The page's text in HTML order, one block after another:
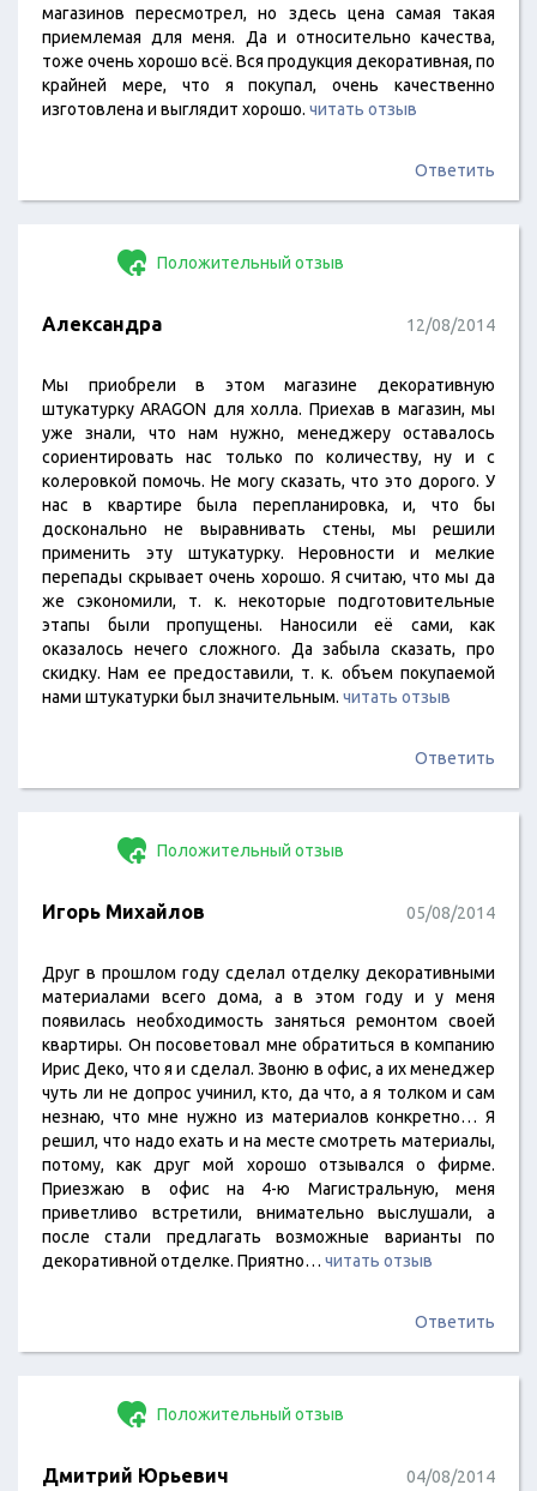
магазинов пересмотрел, но здесь цена самая такая
приемлемая для меня. Да и относительно качества,
тоже очень хорошо всё. Вся продукция декоративная, по
крайней мере, что я покупал, очень качественно
изготовлена и выглядит хорошо. читать отзыв
Ответить
Положительный отзыв
Александра 12/08/2014
Мы приобрели в этом магазине декоративную
штукатурку ARAGON для холла. Приехав в магазин, мы
уже знали, что нам нужно, менеджеру оставалось
сориентировать нас только по количеству, ну и с
колеровкой помочь. Не могу сказать, что это дорого. У
нас в квартире была перепланировка, и, что бы
досконально не выравнивать стены, мы решили
применить эту штукатурку. Неровности и мелкие
перепады скрывает очень хорошо. Я считаю, что мы да
же сэкономили, т. к. некоторые подготовительные
этапы были пропущены. Наносили её сами, как
оказалось нечего сложного. Да забыла сказать, про
скидку. Нам ее предоставили, т. к. объем покупаемой
нами штукатурки был значительным. читать отзыв
Ответить
Положительный отзыв
Игорь Михайлов 05/08/2014
Друг в прошлом году сделал отделку декоративными
материалами всего дома, а в этом году и у меня
появилась необходимость заняться ремонтом своей
квартиры. Он посоветовал мне обратиться в компанию
Ирис Деко, что я и сделал. Звоню в офис, а их менеджер
чуть ли не допрос учинил, кто, да что, а я толком и сам
незнаю, что мне нужно из материалов конкретно… Я
решил, что надо ехать и на месте смотреть материалы,
потому, как друг мой хорошо отзывался о фирме.
Приезжаю в офис на 4-ю Магистральную, меня
приветливо встретили, внимательно выслушали, а
после стали предлагать возможные варианты по
декоративной отделке. Приятно… читать отзыв
Ответить
Положительный отзыв
Дмитрий Юрьевич 04/08/2014